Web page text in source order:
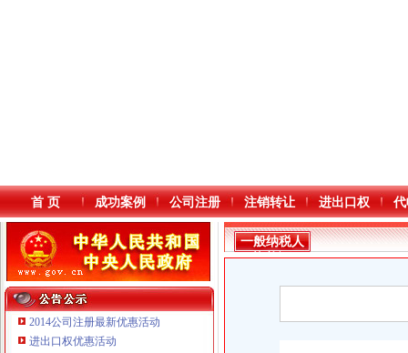
首 页 成功案例 公司注册 注销转让 进出口权
2014公司注册最新优惠活动
进出口权优惠活动
一般纳税人
资格证